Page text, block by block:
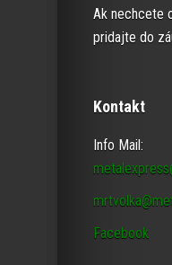
Ak nechcete
pridajte do
Kontakt
Info Mail:
Facebook